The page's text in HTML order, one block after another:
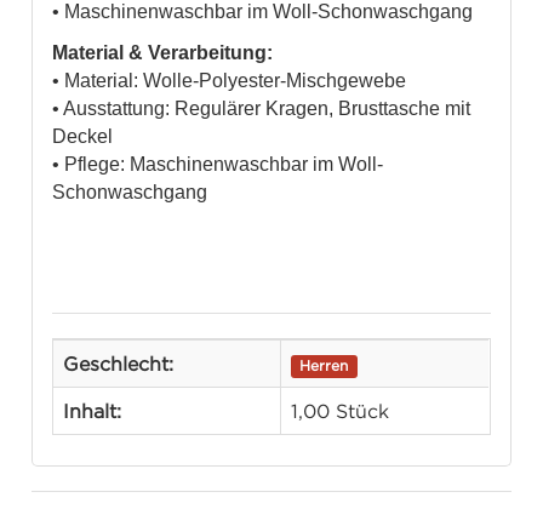
• Maschinenwaschbar im Woll-Schonwaschgang
Material & Verarbeitung:
• Material: Wolle-Polyester-Mischgewebe
• Ausstattung: Regulärer Kragen, Brusttasche mit
Deckel
• Pflege: Maschinenwaschbar im Woll-
Schonwaschgang
Geschlecht: Herren
Inhalt: 1,00 Stück